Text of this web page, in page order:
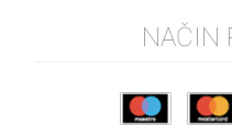
NAČIN